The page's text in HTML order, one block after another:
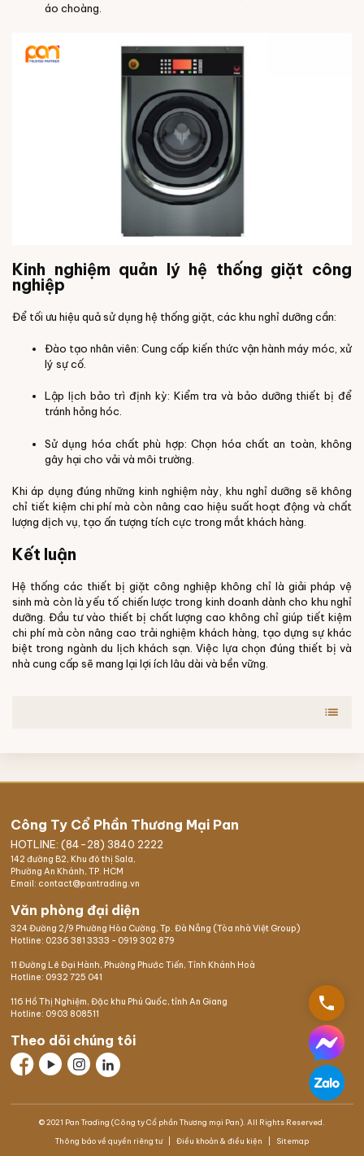
áo choàng.
Kinh nghiệm quản lý hệ thống giặt công
nghiệp
Để tối ưu hiệu quả sử dụng hệ thống giặt, các khu nghỉ dưỡng cần:
Đào tạo nhân viên: Cung cấp kiến thức vận hành máy móc, xử
lý sự cố.
Lập lịch bảo trì định kỳ: Kiểm tra và bảo dưỡng thiết bị để
tránh hỏng hóc.
Sử dụng hóa chất phù hợp: Chọn hóa chất an toàn, không
gây hại cho vải và môi trường.
Khi áp dụng đúng những kinh nghiệm này, khu nghỉ dưỡng sẽ không
chỉ tiết kiệm chi phí mà còn nâng cao hiệu suất hoạt động và chất
lượng dịch vụ, tạo ấn tượng tích cực trong mắt khách hàng.
Kết luận
Hệ thống các thiết bị giặt công nghiệp không chỉ là giải pháp vệ
sinh mà còn là yếu tố chiến lược trong kinh doanh dành cho khu nghỉ
dưỡng. Đầu tư vào thiết bị chất lượng cao không chỉ giúp tiết kiệm
chi phí mà còn nâng cao trải nghiệm khách hàng, tạo dựng sự khác
biệt trong ngành du lịch khách sạn. Việc lựa chọn đúng thiết bị và
nhà cung cấp sẽ mang lại lợi ích lâu dài và bền vững.
list
Công Ty Cổ Phần Thương Mại Pan
HOTLINE: (84-28) 3840 2222
142 đường B2, Khu đô thị Sala,
Phường An Khánh, TP. HCM
Email: contact@pantrading.vn
Văn phòng đại diện
324 Đường 2/9 Phường Hòa Cường, Tp. Đà Nẵng (Tòa nhà Việt Group)
Hotline: 0236 381 3333 - 0919 302 879
11 Đường Lê Đại Hành, Phường Phước Tiến, Tỉnh Khánh Hoà
Hotline: 0932 725 041
116 Hồ Thị Nghiệm, Đặc khu Phú Quốc, tỉnh An Giang
Hotline: 0903 808511
Theo dõi chúng tôi
© 2021 Pan Trading (Công ty Cổ phần Thương mại Pan). All Rights Reserved.
Thông báo về quyền riêng tư Điều khoản & điều kiện Sitemap
phone